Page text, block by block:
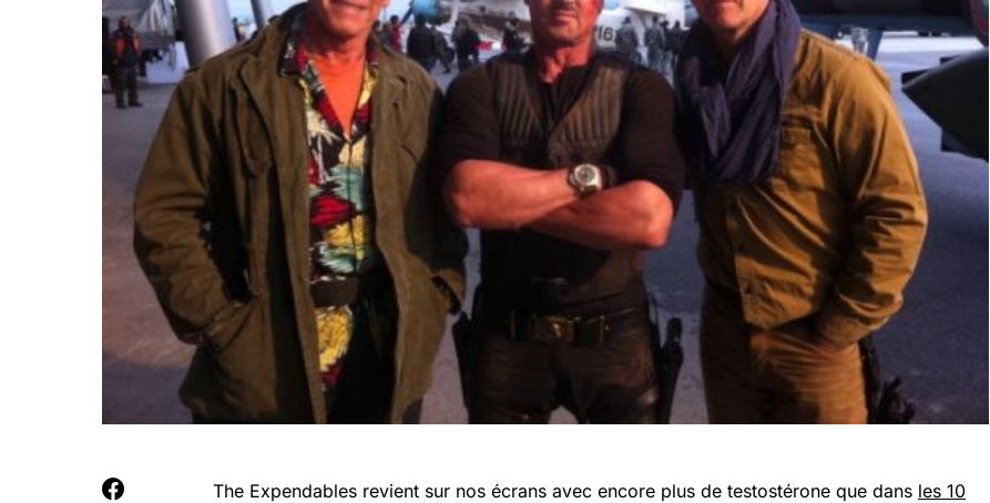
The Expendables revient sur nos écrans avec encore plus de testostérone que dans les 10